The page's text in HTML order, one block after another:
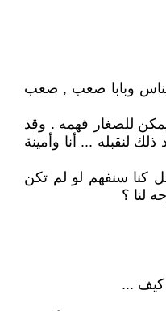
إيناس وبابا صعب , صعب
يمكن للصغار فهمه . وقد
ذلك لنقبله ... أنا وأمينة
كنا سنفهم لو لم تكن
لنا ؟
كيف ...